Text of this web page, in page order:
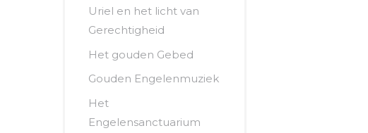
Uriel en het licht van
Gerechtigheid
Het gouden Gebed
Gouden Engelenmuziek
Het
Engelensanctuarium